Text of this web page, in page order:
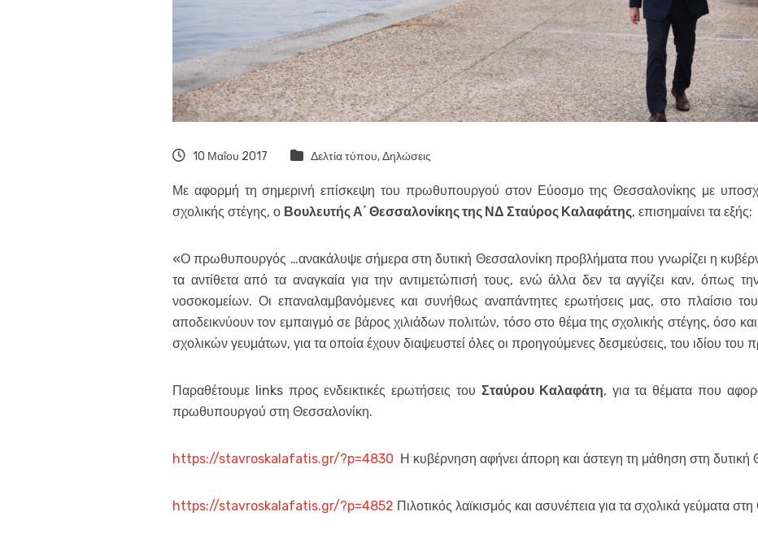
10 Μαΐου 2017 Δελτία τύπου,Δηλώσεις
Με αφορμή τη σημερινή επίσκεψη του πρωθυπουργού στον Εύοσμο της Θεσσαλονίκης με
σχολικής στέγης, ο Βουλευτής Α΄ Θεσσαλονίκης της ΝΔ Σταύρος Καλαφάτης, επισημαίνει τα εξής:
«Ο πρωθυπουργός …ανακάλυψε σήμερα στη δυτική Θεσσαλονίκη προβλήματα που γνωρίζει η
τα αντίθετα από τα αναγκαία για την αντιμετώπισή τους, ενώ άλλα δεν τα αγγίζει καν, όπως
νοσοκομείων. Οι επαναλαμβανόμενες και συνήθως αναπάντητες ερωτήσεις μας, στο πλαίσιο του
αποδεικνύουν τον εμπαιγμό σε βάρος χιλιάδων πολιτών, τόσο στο θέμα της σχολικής στέγης, όσο
σχολικών γευμάτων, για τα οποία έχουν διαψευστεί όλες οι προηγούμενες δεσμεύσεις, του ιδίου
Παραθέτουμε links προς ενδεικτικές ερωτήσεις του Σταύρου Καλαφάτη, για τα θέματα που
πρωθυπουργού στη Θεσσαλονίκη.
https://stavroskalafatis.gr/?p=4830 Η κυβέρνηση αφήνει άπορη και άστεγη τη μάθηση στη δυτική
https://stavroskalafatis.gr/?p=4852 Πιλοτικός λαϊκισμός και ασυνέπεια για τα σχολικά γεύματα